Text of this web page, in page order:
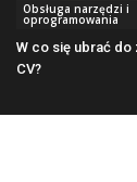
Obsługa narzędzi i
oprogramowania
W co się ubrać
CV?